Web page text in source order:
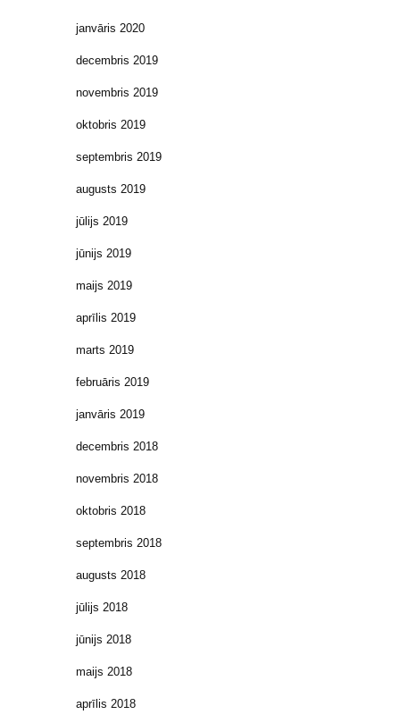
janvāris 2020
decembris 2019
novembris 2019
oktobris 2019
septembris 2019
augusts 2019
jūlijs 2019
jūnijs 2019
maijs 2019
aprīlis 2019
marts 2019
februāris 2019
janvāris 2019
decembris 2018
novembris 2018
oktobris 2018
septembris 2018
augusts 2018
jūlijs 2018
jūnijs 2018
maijs 2018
aprīlis 2018